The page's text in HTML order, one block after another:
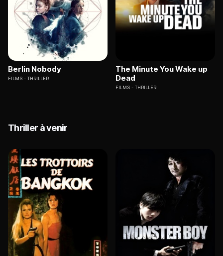
Berlin Nobody
FILMS THRILLER
The Minute You Wake up
Dead
FILMS THRILLER
Thriller à venir